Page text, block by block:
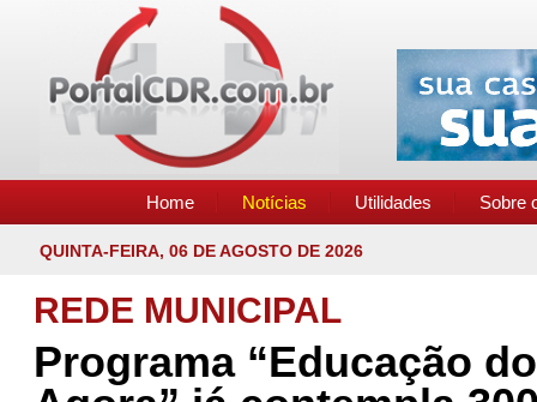
Home Notícias Utilidades Sobre
QUINTA-FEIRA, 06 DE AGOSTO DE 2026
REDE MUNICIPAL
Programa “Educação